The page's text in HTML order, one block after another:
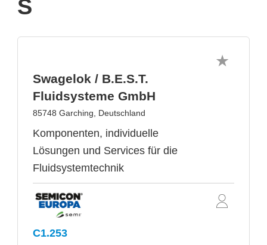
S
Swagelok / B.E.S.T.
Fluidsysteme GmbH
85748 Garching, Deutschland
Komponenten, individuelle
Lösungen und Services für die
Fluidsystemtechnik
C1.253